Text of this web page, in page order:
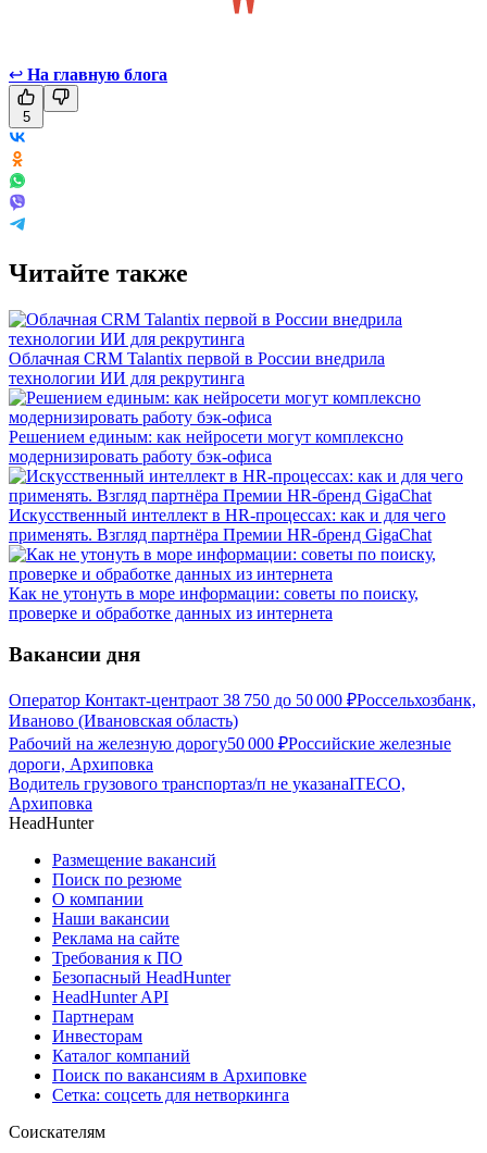
↩ На главную блога
5
Читайте также
Облачная CRM Talantix первой в России внедрила
технологии ИИ для рекрутинга
Решением единым: как нейросети могут комплексно
модернизировать работу бэк-офиса
Искусственный интеллект в HR-процессах: как и для чего
применять. Взгляд партнёра Премии HR-бренд GigaChat
Как не утонуть в море информации: советы по поиску,
проверке и обработке данных из интернета
Вакансии дня
Оператор Контакт-центраот 38 750 до 50 000 ₽Россельхозбанк,
Иваново (Ивановская область)
Рабочий на железную дорогу50 000 ₽Российские железные
дороги, Архиповка
Водитель грузового транспортаз/п не указанаITECO,
Архиповка
HeadHunter
Размещение вакансий
Поиск по резюме
О компании
Наши вакансии
Реклама на сайте
Требования к ПО
Безопасный HeadHunter
HeadHunter API
Партнерам
Инвесторам
Каталог компаний
Поиск по вакансиям в Архиповке
Сетка: соцсеть для нетворкинга
Соискателям